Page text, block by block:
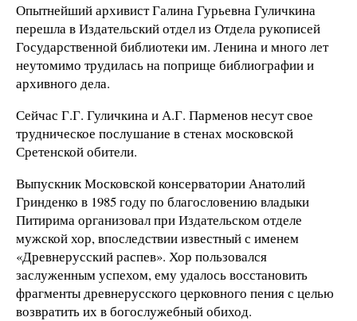
Опытнейший архивист Галина Гурьевна Гуличкина
перешла в Издательский отдел из Отдела рукописей
Государственной библиотеки им. Ленина и много лет
неутомимо трудилась на поприще библиографии и
архивного дела.
Сейчас Г.Г. Гуличкина и А.Г. Парменов несут свое
трудническое послушание в стенах московской
Сретенской обители.
Выпускник Московской консерватории Анатолий
Гринденко в 1985 году по благословению владыки
Питирима организовал при Издательском отделе
мужской хор, впоследствии известный с именем
«Древнерусский распев». Хор пользовался
заслуженным успехом, ему удалось восстановить
фрагменты древнерусского церковного пения с целью
возвратить их в богослужебный обиход.